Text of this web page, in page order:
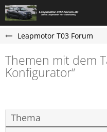
Leapmotor T03 Forum
Themen mit dem
Konfigurator“
Thema